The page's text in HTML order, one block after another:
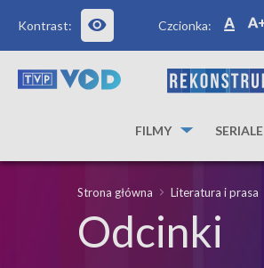
Kontrast: Czcionka:
FILMY SERIALE
Strona główna Literatura i prasa
Odcinki